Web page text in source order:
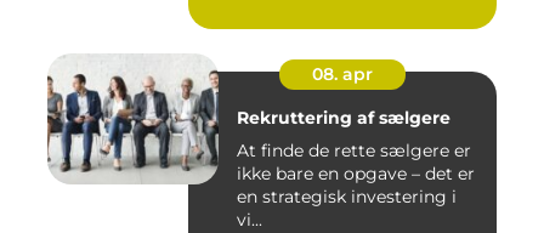
08. apr
Rekruttering af sælgere
At finde de rette sælgere er
ikke bare en opgave – det er
en strategisk investering i
vi...